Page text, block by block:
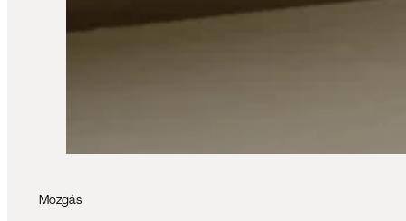
Mozgás